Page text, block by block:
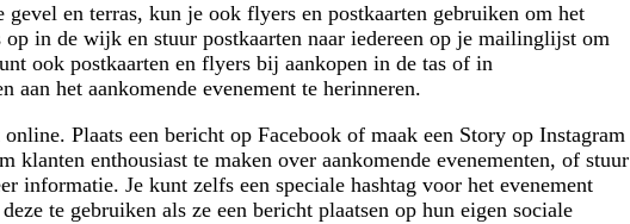
gevel en terras, kun je ook flyers en postkaarten gebruiken om het
in de wijk en stuur postkaarten naar iedereen op je mailinglijst om
ook postkaarten en flyers bij aankopen in de tas of in
aan het aankomende evenement te herinneren.
Plaats een bericht op Facebook of maak een Story op Instagram
klanten enthousiast te maken over aankomende evenementen, of stuur
informatie. Je kunt zelfs een speciale hashtag voor het evenement
te gebruiken als ze een bericht plaatsen op hun eigen sociale